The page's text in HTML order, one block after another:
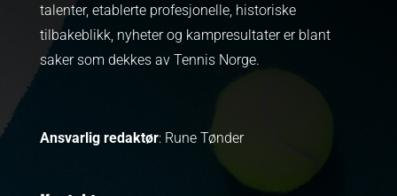
talenter, etablerte profesjonelle, historiske
tilbakeblikk, nyheter og kampresultater er blant
saker som dekkes av Tennis Norge.
Ansvarlig redaktør: Rune Tønder